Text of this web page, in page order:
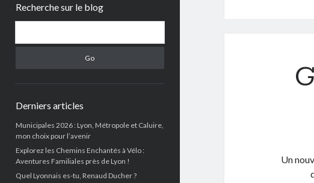
Recherche sur le blog
Derniers articles
Municipales 2026 : Lyon, Métropole et Caluire,
mon choix pour l’avenir
Explorez les Chemins Enchantés à Vélo :
Aventures Familiales près de Lyon !
Quel Lyonnais es-tu, Renaud Ducher ?
Un